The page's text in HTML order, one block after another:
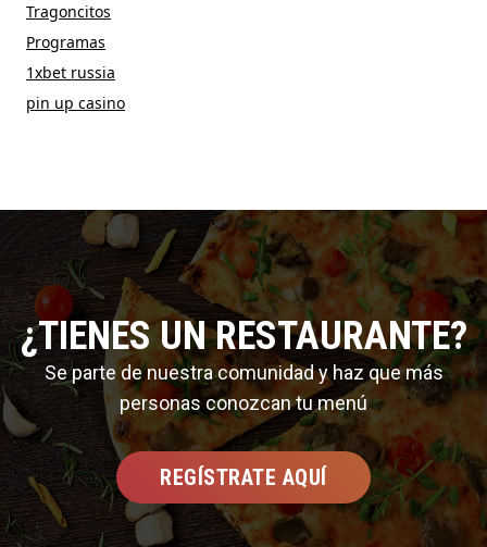
Tragoncitos
Programas
1xbet russia
pin up casino
¿TIENES UN RESTAURANTE?
Se parte de nuestra comunidad y haz que más
personas conozcan tu menú
REGÍSTRATE AQUÍ